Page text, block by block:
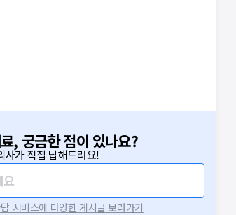
, 궁금한 점이 있나요?
사가 직접 답해드려요!
요
서비스에 다양한 게시글 보러가기